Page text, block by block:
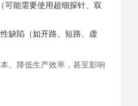
可能需要使用超细探针、双
缺陷（如开路、短路、虚
、降低生产效率，甚至影响